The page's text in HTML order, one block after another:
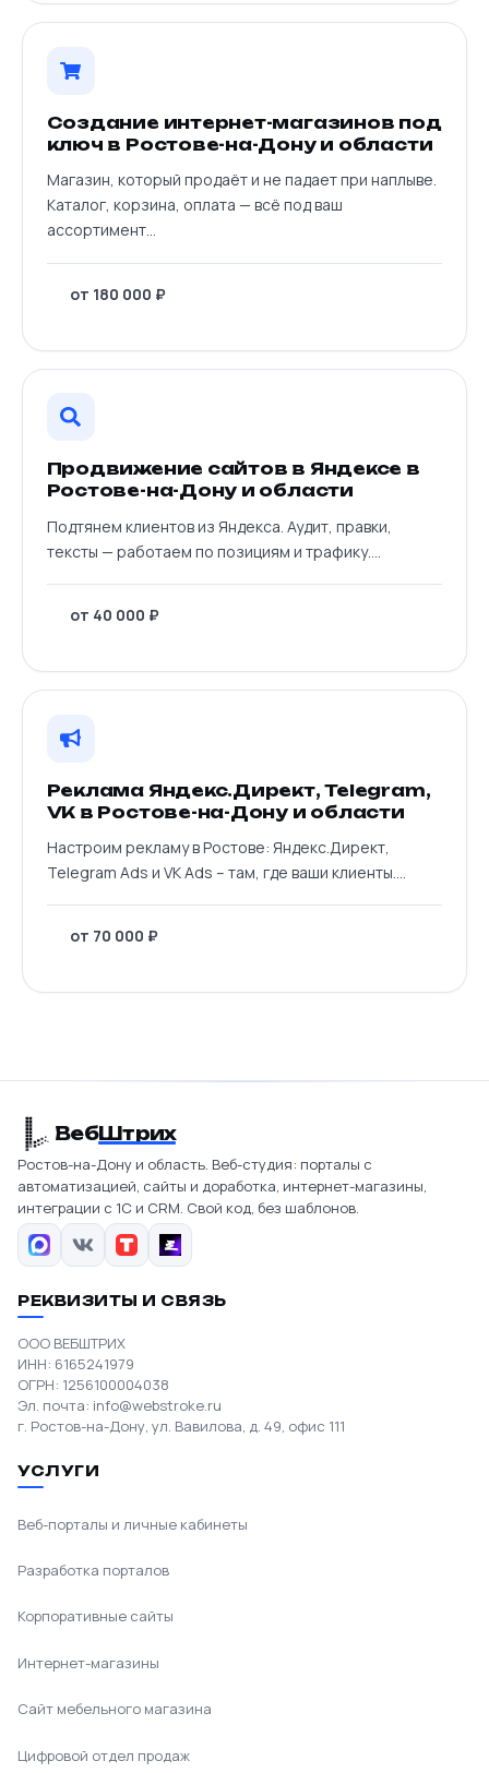
Создание интернет-магазинов под
ключ в Ростове-на-Дону и области
Магазин, который продаёт и не падает при наплыве.
Каталог, корзина, оплата — всё под ваш
ассортимент...
от 180 000 ₽
Продвижение сайтов в Яндексе в
Ростове-на-Дону и области
Подтянем клиентов из Яндекса. Аудит, правки,
тексты — работаем по позициям и трафику.
от 40 000 ₽
Реклама Яндекс.Директ, Telegram,
VK в Ростове-на-Дону и области
Настроим рекламу в Ростове: Яндекс.Директ,
Telegram Ads и VK Ads – там, где ваши клиенты....
от 70 000 ₽
ВебШтрих
Ростов-на-Дону и область. Веб-студия: порталы с
автоматизацией, сайты и доработка, интернет-магазины,
интеграции с 1С и CRM. Свой код, без шаблонов.
РЕКВИЗИТЫ И СВЯЗЬ
ООО ВЕБШТРИХ
ИНН: 6165241979
ОГРН: 1256100004038
Эл. почта: info@webstroke.ru
г. Ростов-на-Дону, ул. Вавилова, д. 49, офис 111
УСЛУГИ
Веб-порталы и личные кабинеты
Разработка порталов
Корпоративные сайты
Интернет-магазины
Сайт мебельного магазина
Цифровой отдел продаж